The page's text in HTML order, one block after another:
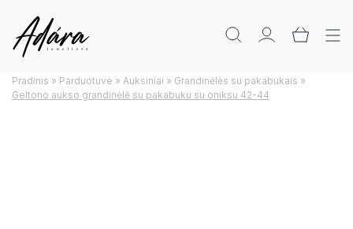
Pradinis » Parduotuve » Auksiniai » Grandinėlės su pakabukais »
Geltono aukso grandinėlė su pakabuku su oniksu 42-44